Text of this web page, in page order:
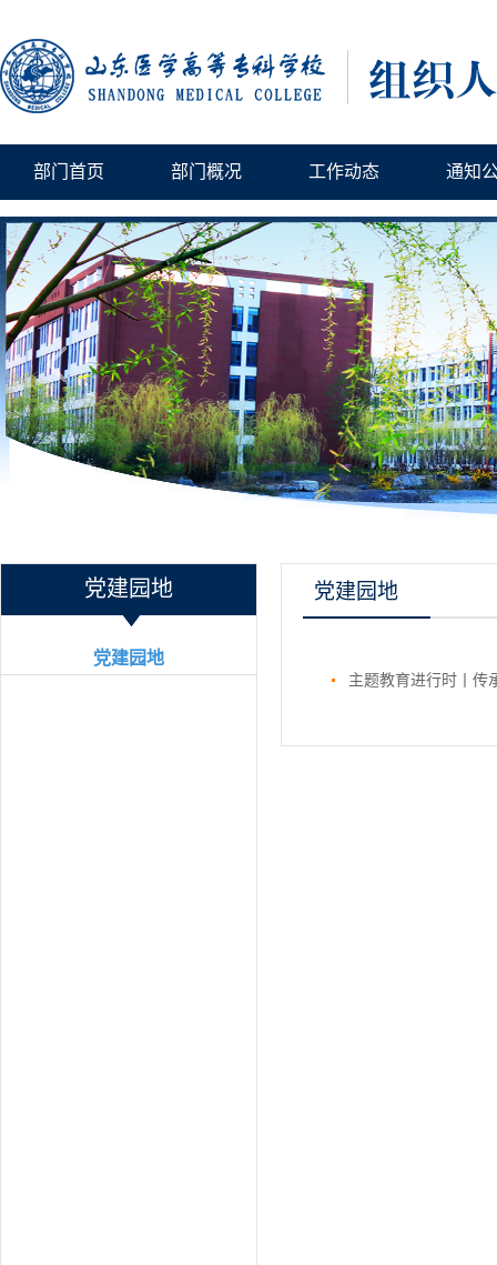
部门首页 部门概况 工作动态 通知
党建园地
党建园地
党建园地
主题教育进行时丨